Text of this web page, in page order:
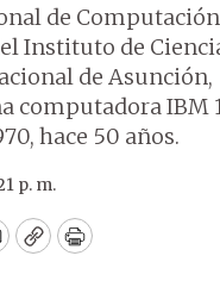
de Computación
Instituto de
de Asunción,
computadora IBM
hace 50 años.
p. m.
CopyPrint